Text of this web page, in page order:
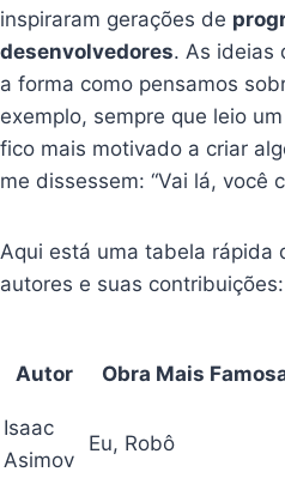
inspiraram gerações de
desenvolvedores. As ideias
a forma como pensamos
exemplo, sempre que leio
fico mais motivado a criar
me dissessem: “Vai lá, você
Aqui está uma tabela rápida
autores e suas contribuições:
Autor Obra Mais
Isaac
Asimov
Eu, Robô